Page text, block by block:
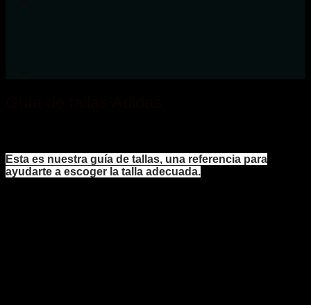
Esta es nuestra guía de tallas, una referencia para
ayudarte a escoger la talla adecuada.